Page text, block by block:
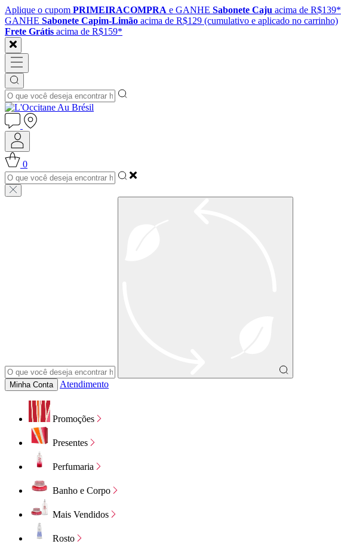
Aplique o cupom PRIMEIRACOMPRA e GANHE Sabonete Caju acima de R$139*
GANHE Sabonete Capim-Limão acima de R$129 (cumulativo e aplicado no carrinho)
Frete Grátis acima de R$159*
0
Minha Conta Atendimento
Promoções
Presentes
Perfumaria
Banho e Corpo
Mais Vendidos
Rosto